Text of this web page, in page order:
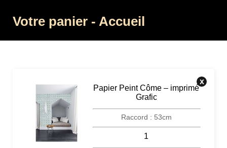
Votre panier - Accueil
x
Papier Peint Côme – imprimé
Grafic
Raccord : 53cm
1